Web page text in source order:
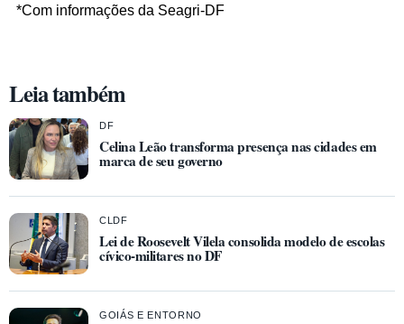
*Com informações da Seagri-DF
Leia também
DF
Celina Leão transforma presença nas cidades em
marca de seu governo
CLDF
Lei de Roosevelt Vilela consolida modelo de escolas
cívico-militares no DF
GOIÁS E ENTORNO